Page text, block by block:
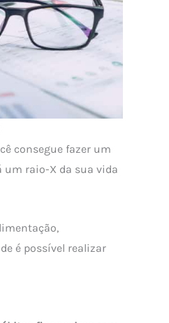
consegue fazer um
um raio-X da sua vida
é possível realizar